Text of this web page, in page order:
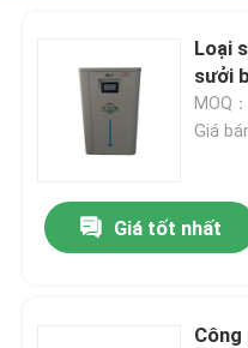
Loại
sưởi
MOQ
Giá
Giá tốt nhất